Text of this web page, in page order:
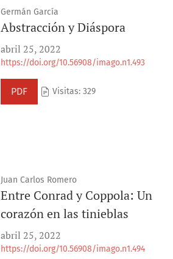
Germán García
Abstracción y Diáspora
abril 25, 2022
https://doi.org/10.56908/imago.n1.493
PDF Visitas: 329
Juan Carlos Romero
Entre Conrad y Coppola: Un
corazón en las tinieblas
abril 25, 2022
https://doi.org/10.56908/imago.n1.494